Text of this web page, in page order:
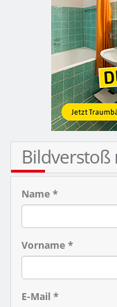
Bildverstoß
Name *
Vorname *
E-Mail *